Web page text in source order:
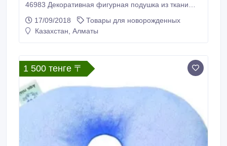
46983 Декоративная фигурная подушка из ткани
сделает его более уютным. Очаровательная
мордашка будет радовать глаз и поднимать
аксессуар для фотосессий.
17/09/2018
Товары для новорожденных
Казахстан, Алматы
1 500 тенге 〒